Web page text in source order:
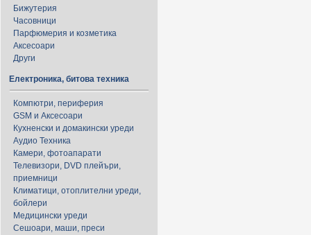
Бижутерия
Часовници
Парфюмерия и козметика
Аксесоари
Други
Електроника, битова техника
Компютри, периферия
GSM и Аксесоари
Кухненски и домакински уреди
Аудио Техника
Камери, фотоапарати
Телевизори, DVD плейъри,
приемници
Климатици, отоплителни уреди,
бойлери
Медицински уреди
Сешоари, маши, преси